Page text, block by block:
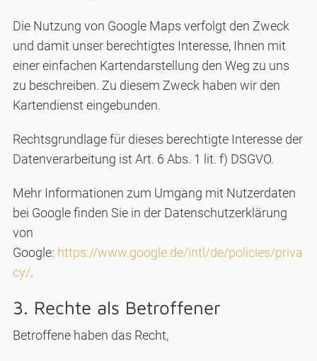
Die Nutzung von Google Maps verfolgt den Zweck
und damit unser berechtigtes Interesse, Ihnen mit
einer einfachen Kartendarstellung den Weg zu uns
zu beschreiben. Zu diesem Zweck haben wir den
Kartendienst eingebunden.
Rechtsgrundlage für dieses berechtigte Interesse der
Datenverarbeitung ist Art. 6 Abs. 1 lit. f) DSGVO.
Mehr Informationen zum Umgang mit Nutzerdaten
bei Google finden Sie in der Datenschutzerklärung
von
Google: https://www.google.de/intl/de/policies/priva
cy/.
3. Rechte als Betroffener
Betroffene haben das Recht,